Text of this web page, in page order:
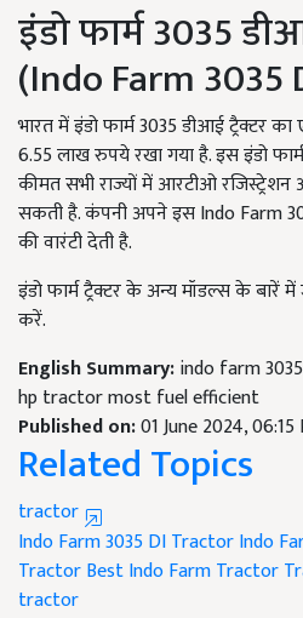
इंडो फार्म 3035
(Indo Farm 3035
भारत में इंडो फार्म 3035 डीआई ट्रैक्टर
6.55 लाख रुपये रखा गया है. इस इंडो
कीमत सभी राज्यों में आरटीओ
सकती है. कंपनी अपने इस Indo Farm
की वारंटी देती है.
इंडो फार्म ट्रैक्टर के अन्य मॉडल्स के बारें
करें.
English Summary:indo farm
hp tractor most fuel efficient
Published on:01 June 2024, 06:15
Related Topics
tractor
Indo Farm 3035 DI TractorIndo
TractorBest Indo Farm Tractor
tractor